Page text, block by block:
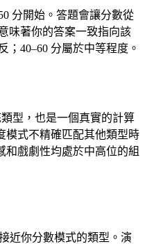
分開始。答題會讓分數從
味著你的答案一致指向該
；40–60 分屬於中等程度。
型，也是一個真實的計算
模式不精確匹配其他類型時
和戲劇性均處於中高位的組
近你分數模式的類型。演